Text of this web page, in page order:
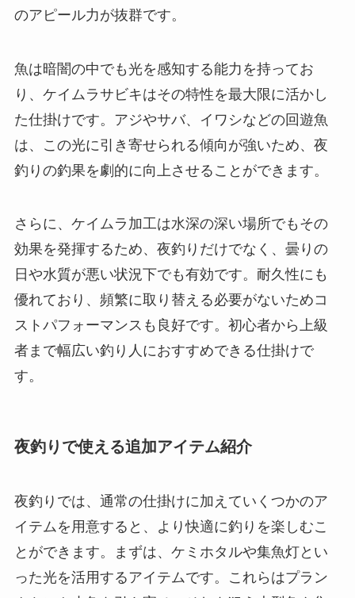
のアピール力が抜群です。
魚は暗闇の中でも光を感知する能力を持ってお
り、ケイムラサビキはその特性を最大限に活かし
た仕掛けです。アジやサバ、イワシなどの回遊魚
は、この光に引き寄せられる傾向が強いため、夜
釣りの釣果を劇的に向上させることができます。
さらに、ケイムラ加工は水深の深い場所でもその
効果を発揮するため、夜釣りだけでなく、曇りの
日や水質が悪い状況下でも有効です。耐久性にも
優れており、頻繁に取り替える必要がないためコ
ストパフォーマンスも良好です。初心者から上級
者まで幅広い釣り人におすすめできる仕掛けで
す。
夜釣りで使える追加アイテム紹介
夜釣りでは、通常の仕掛けに加えていくつかのア
イテムを用意すると、より快適に釣りを楽しむこ
とができます。まずは、ケミホタルや集魚灯とい
った光を活用するアイテムです。これらはプラン